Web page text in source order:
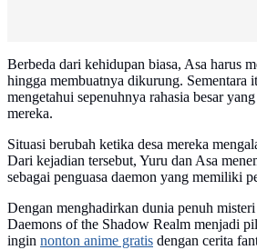
Berbeda dari kehidupan biasa, Asa harus
hingga membuatnya dikurung. Sementara
mengetahui sepenuhnya rahasia besar
mereka.
Situasi berubah ketika desa mereka
Dari kejadian tersebut, Yuru dan Asa
sebagai penguasa daemon yang memiliki
Dengan menghadirkan dunia penuh
Daemons of the Shadow Realm menjadi
ingin nonton anime gratis dengan cerita